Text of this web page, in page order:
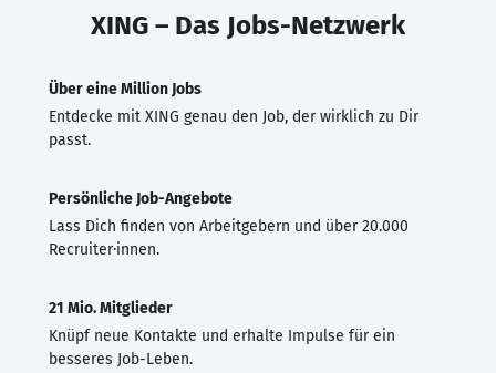
XING – Das Jobs-Netzwerk
Über eine Million Jobs
Entdecke mit XING genau den Job, der wirklich zu Dir
passt.
Persönliche Job-Angebote
Lass Dich finden von Arbeitgebern und über 20.000
Recruiter·innen.
21 Mio. Mitglieder
Knüpf neue Kontakte und erhalte Impulse für ein
besseres Job-Leben.